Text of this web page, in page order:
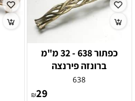
כפתור 638 - 32 מ"מ
ברונזה פירנצה
638
₪29